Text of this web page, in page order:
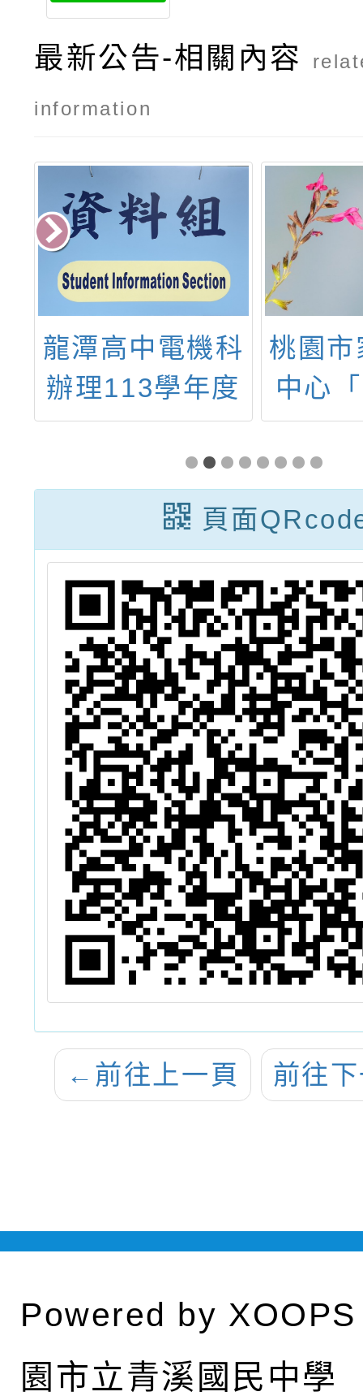
人員遴選簡
章2
最新公告-相關內容
information
龍潭高中電機科
辦理113學年度
第二學期均質化
「智慧程載莓好
生活：機械手臂
操作編撰及整合
應用」跨校特色
課程、 教材開
發研習活動
桃園
中心
月課
「暑
營」
淘桃
『原
親子
會」
一站
座及
海報
關(學
元管
頁面
← 前往上一頁 前往
Powered by XOOPS
園市立青溪國民中學